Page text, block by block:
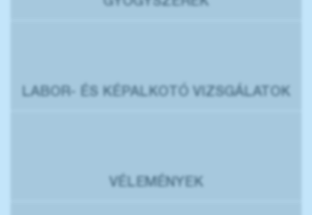
GYÓGYSZEREK
LABOR- ÉS KÉPALKOTÓ VIZSGÁLATOK
VÉLEMÉNYEK